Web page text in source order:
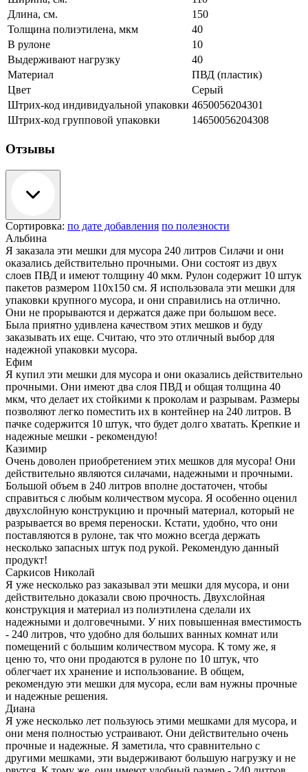
Длина, см.
150
Толщина полиэтилена, мкм
40
В рулоне
10
Выдерживают нагрузку
40
Материал
ПВД (пластик)
Цвет
Серый
Штрих-код индивидуальной упаковки 4650056204301
Штрих-код групповой упаковки
14650056204308
Отзывы
Сортировка: по дате добавления по полезности
Альбина
Я заказала эти мешки для мусора 240 литров Силачи и они
оказались действительно прочными. Они состоят из двух
слоев ПВД и имеют толщину 40 мкм. Рулон содержит 10 штук
пакетов размером 110х150 см. Я использовала эти мешки для
упаковки крупного мусора, и они справились на отлично.
Они не прорываются и держатся даже при большом весе.
Была приятно удивлена качеством этих мешков и буду
заказывать их еще. Считаю, что это отличный выбор для
надежной упаковки мусора.
Ефим
Я купил эти мешки для мусора и они оказались действительно
прочными. Они имеют два слоя ПВД и общая толщина 40
мкм, что делает их стойкими к проколам и разрывам. Размеры
позволяют легко поместить их в контейнер на 240 литров. В
пачке содержится 10 штук, что будет долго хватать. Крепкие и
надежные мешки - рекомендую!
Казимир
Очень доволен приобретением этих мешков для мусора! Они
действительно являются силачами, надежными и прочными.
Большой объем в 240 литров вполне достаточен, чтобы
справиться с любым количеством мусора. Я особенно оценил
двухслойную конструкцию и прочный материал, который не
разрывается во время переноски. Кстати, удобно, что они
поставляются в рулоне, так что можно всегда держать
несколько запасных штук под рукой. Рекомендую данный
продукт!
Саркисов Николай
Я уже несколько раз заказывал эти мешки для мусора, и они
действительно доказали свою прочность. Двухслойная
конструкция и материал из полиэтилена сделали их
надежными и долговечными. У них повышенная вместимость
- 240 литров, что удобно для больших ванных комнат или
помещений с большим количеством мусора. К тому же, я
ценю то, что они продаются в рулоне по 10 штук, что
облегчает их хранение и использование. В общем,
рекомендую эти мешки для мусора, если вам нужны прочные
и надежные решения.
Диана
Я уже несколько лет пользуюсь этими мешками для мусора, и
они меня полностью устраивают. Они действительно очень
прочные и надежные. Я заметила, что сравнительно с
другими мешками, эти выдерживают большую нагрузку и не